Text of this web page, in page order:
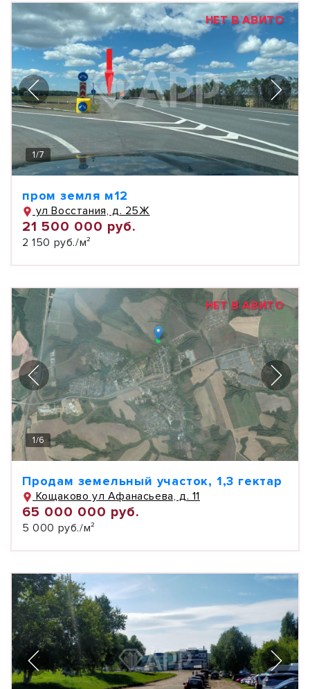
НЕТ В АВИТО
1/7
пром земля м12
ул Восстания, д. 25Ж
21 500 000 руб.
2 150 руб./м²
НЕТ В АВИТО
1/6
Продам земельный участок, 1,3 гектар
Кощаково ул Афанасьева, д. 11
65 000 000 руб.
5 000 руб./м²